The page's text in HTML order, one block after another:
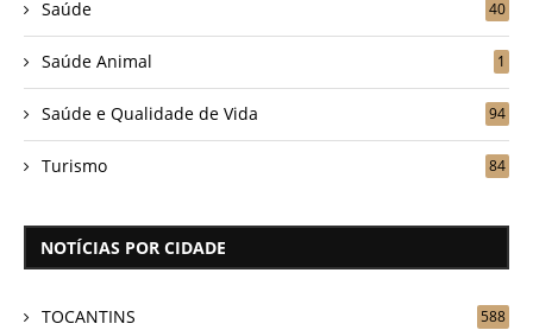
Saúde 40
Saúde Animal 1
Saúde e Qualidade de Vida 94
Turismo 84
NOTÍCIAS POR CIDADE
TOCANTINS 588